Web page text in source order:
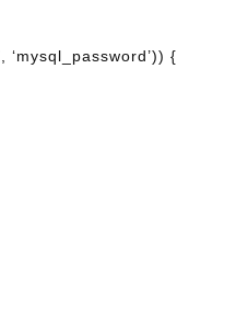
‘mysql_password’)) {